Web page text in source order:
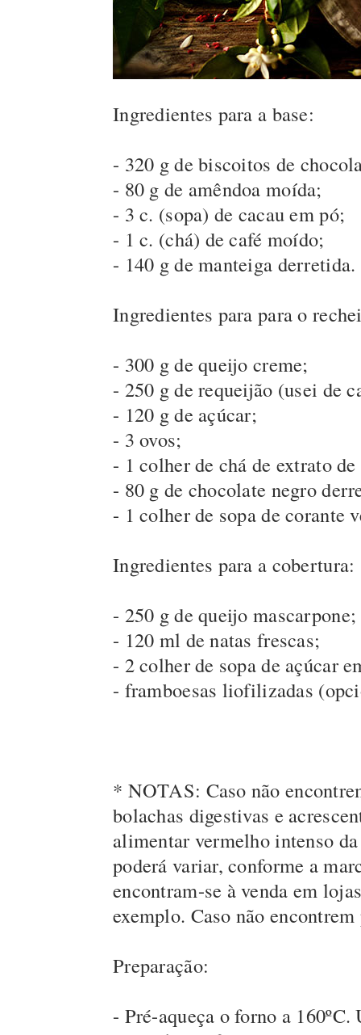
Ingredientes para a base:
- 320 g de biscoitos de
- 80 g de amêndoa moída;
- 3 c. (sopa) de cacau em pó;
- 1 c. (chá) de café moído;
- 140 g de manteiga derretida.
Ingredientes para para o
- 300 g de queijo creme;
- 250 g de requeijão (usei de
- 120 g de açúcar;
- 3 ovos;
- 1 colher de chá de extrato
- 80 g de chocolate negro
- 1 colher de sopa de corante
Ingredientes para a cobertura:
- 250 g de queijo mascarpone;
- 120 ml de natas frescas;
- 2 colher de sopa de açúcar
- framboesas liofilizadas
* NOTAS: Caso não
bolachas digestivas e
alimentar vermelho intenso
poderá variar, conforme a
encontram-se à venda em
exemplo. Caso não
Preparação:
- Pré-aqueça o forno a